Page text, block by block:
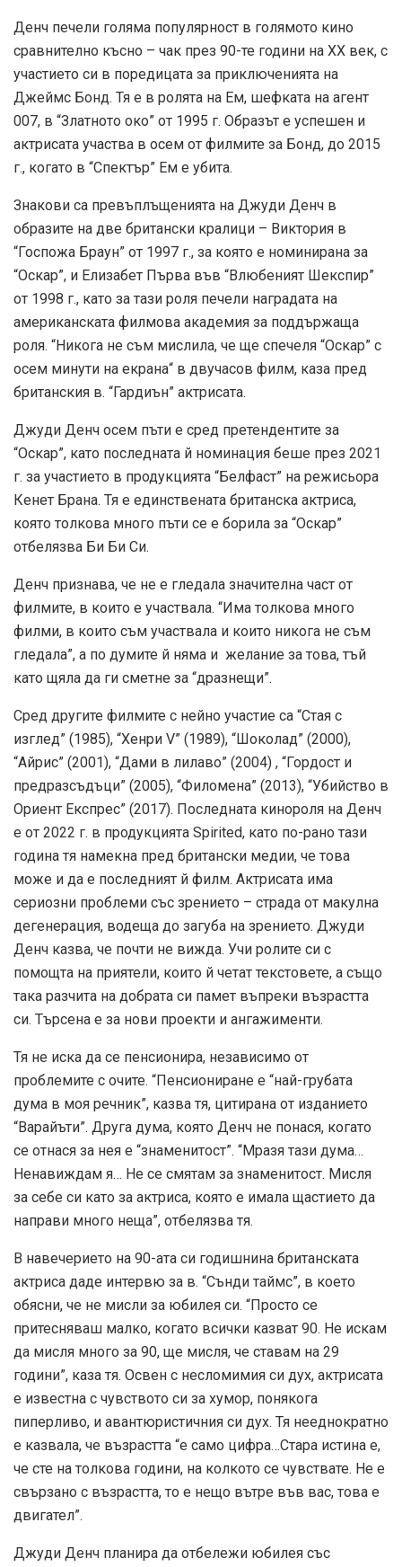
Денч печели голяма популярност в голямото кино
сравнително късно – чак през 90-те години на ХХ век, с
участието си в поредицата за приключенията на
Джеймс Бонд. Тя е в ролята на Ем, шефката на агент
007, в “Златното око” от 1995 г. Образът е успешен и
актрисата участва в осем от филмите за Бонд, до 2015
г., когато в “Спектър” Ем е убита.
Знакови са превъплъщенията на Джуди Денч в
образите на две британски кралици – Виктория в
“Госпожа Браун” от 1997 г., за която е номинирана за
“Оскар”, и Елизабет Първа във “Влюбеният Шекспир”
от 1998 г., като за тази роля печели наградата на
американската филмова академия за поддържаща
роля. “Никога не съм мислила, че ще спечеля “Оскар” с
осем минути на екрана“ в двучасов филм, каза пред
британския в. “Гардиън” актрисата.
Джуди Денч осем пъти е сред претендентите за
“Оскар”, като последната й номинация беше през 2021
г. за участието в продукцията “Белфаст” на режисьора
Кенет Брана. Тя е единствената британска актриса,
която толкова много пъти се е борила за “Оскар”
отбелязва Би Би Си.
Денч признава, че не е гледала значителна част от
филмите, в които е участвала. “Има толкова много
филми, в които съм участвала и които никога не съм
гледала”, а по думите й няма и желание за това, тъй
като щяла да ги сметне за “дразнещи”.
Сред другите филмите с нейно участие са “Стая с
изглед” (1985), “Хенри V” (1989), “Шоколад” (2000),
“Айрис” (2001), “Дами в лилаво” (2004) , “Гордост и
предразсъдъци” (2005), “Филомена” (2013), “Убийство в
Ориент Експрес” (2017). Последната кинороля на Денч
е от 2022 г. в продукцията Spirited, като по-рано тази
година тя намекна пред британски медии, че това
може и да е последният й филм. Актрисата има
сериозни проблеми със зрението – страда от макулна
дегенерация, водеща до загуба на зрението. Джуди
Денч казва, че почти не вижда. Учи ролите си с
помощта на приятели, които й четат текстовете, а също
така разчита на добрата си памет въпреки възрастта
си. Търсена е за нови проекти и ангажименти.
Тя не иска да се пенсионира, независимо от
проблемите с очите. “Пенсиониране е “най-грубата
дума в моя речник”, казва тя, цитирана от изданието
“Варайъти”. Друга дума, която Денч не понася, когато
се отнася за нея е “знаменитост”. “Мразя тази дума…
Ненавиждам я… Не се смятам за знаменитост. Мисля
за себе си като за актриса, която е имала щастието да
направи много неща”, отбелязва тя.
В навечерието на 90-ата си годишнина британската
актриса даде интервю за в. “Сънди таймс”, в което
обясни, че не мисли за юбилея си. “Просто се
притесняваш малко, когато всички казват 90. Не искам
да мисля много за 90, ще мисля, че ставам на 29
години”, каза тя. Освен с несломимия си дух, актрисата
е известна с чувството си за хумор, понякога
пиперливо, и авантюристичния си дух. Тя нееднократно
е казвала, че възрастта “е само цифра…Стара истина е,
че сте на толкова години, на колкото се чувствате. Не е
свързано с възрастта, то е нещо вътре във вас, това е
двигател”.
Джуди Денч планира да отбележи юбилея със